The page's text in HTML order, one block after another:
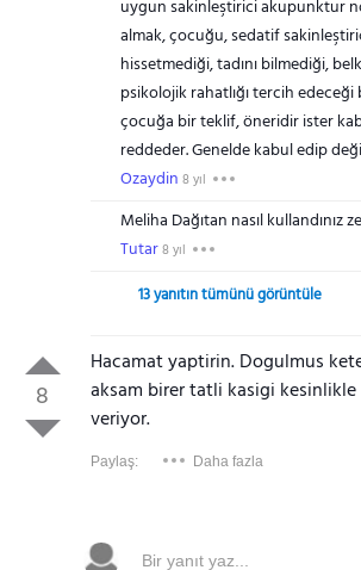
uygun sakinleştirici akupunktur
almak, çocuğu, sedatif
hissetmediği, tadını bilmediği,
psikolojik rahatlığı tercih edeceği
çocuğa bir teklif, öneridir ister
reddeder. Genelde kabul edip
Ozaydin 8 yıl
Meliha Dağıtan nasıl kullandınız
Tutar8 yıl
13 yanıtın tümünü görüntüle
8
Hacamat yaptirin. Dogulmus
aksam birer tatli kasigi
veriyor.
Paylaş: Daha fazla